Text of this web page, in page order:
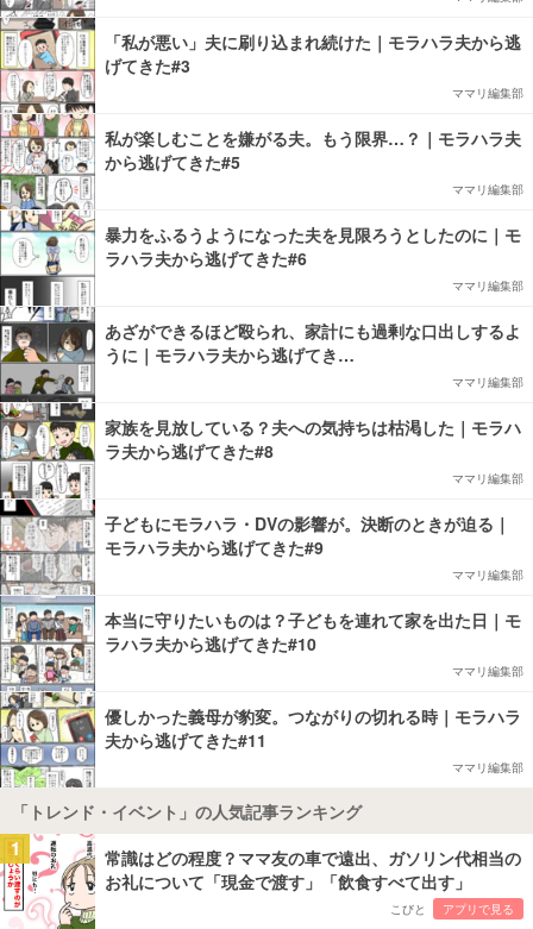
「私が悪い」夫に刷り込まれ続けた｜モラハラ夫から逃
げてきた#3
ママリ編集部
私が楽しむことを嫌がる夫。もう限界…？｜モラハラ夫
から逃げてきた#5
ママリ編集部
暴力をふるうようになった夫を見限ろうとしたのに｜モ
ラハラ夫から逃げてきた#6
ママリ編集部
あざができるほど殴られ、家計にも過剰な口出しするよ
うに｜モラハラ夫から逃げてき…
ママリ編集部
家族を見放している？夫への気持ちは枯渇した｜モラハ
ラ夫から逃げてきた#8
ママリ編集部
子どもにモラハラ・DVの影響が。決断のときが迫る｜
モラハラ夫から逃げてきた#9
ママリ編集部
本当に守りたいものは？子どもを連れて家を出た日｜モ
ラハラ夫から逃げてきた#10
ママリ編集部
優しかった義母が豹変。つながりの切れる時｜モラハラ
夫から逃げてきた#11
ママリ編集部
「トレンド・イベント」の人気記事ランキング
1
常識はどの程度？ママ友の車で遠出、ガソリン代相当の
お礼について「現金で渡す」「飲食すべて出す」
こびと アプリで見る